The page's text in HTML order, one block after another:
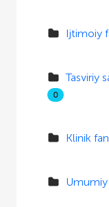
Ijtimoiy
Tasviriy
0
Klinik